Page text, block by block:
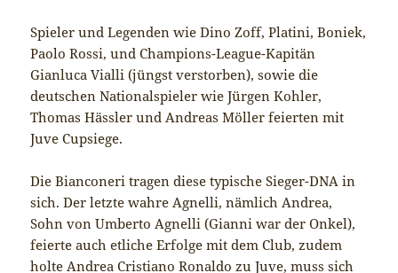
Spieler und Legenden wie Dino Zoff, Platini, Boniek,
Paolo Rossi, und Champions-League-Kapitän
Gianluca Vialli (jüngst verstorben), sowie die
deutschen Nationalspieler wie Jürgen Kohler,
Thomas Hässler und Andreas Möller feierten mit
Juve Cupsiege.
Die Bianconeri tragen diese typische Sieger-DNA in
sich. Der letzte wahre Agnelli, nämlich Andrea,
Sohn von Umberto Agnelli (Gianni war der Onkel),
feierte auch etliche Erfolge mit dem Club, zudem
holte Andrea Cristiano Ronaldo zu Juve, muss sich